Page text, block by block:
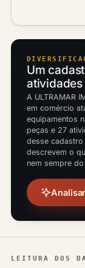
Um
A ULTRAMAR
em comércio
equipamentos
peças e 27
desse
descrevem o
nem sempre
LEITURA DOS